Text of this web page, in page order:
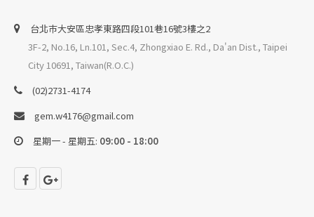
台北巿大安區忠孝東路四段101巷16號3樓之2
3F-2, No.16, Ln.101, Sec.4, Zhongxiao E. Rd., Da'an Dist., Taipei
City 10691, Taiwan(R.O.C.)
(02)2731-4174
gem.w4176@gmail.com
星期一 - 星期五: 09:00 - 18:00